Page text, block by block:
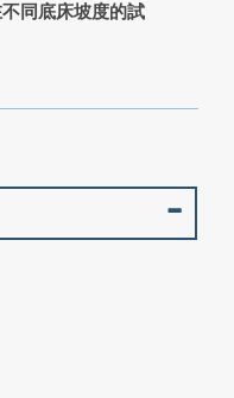
同底床坡度的試